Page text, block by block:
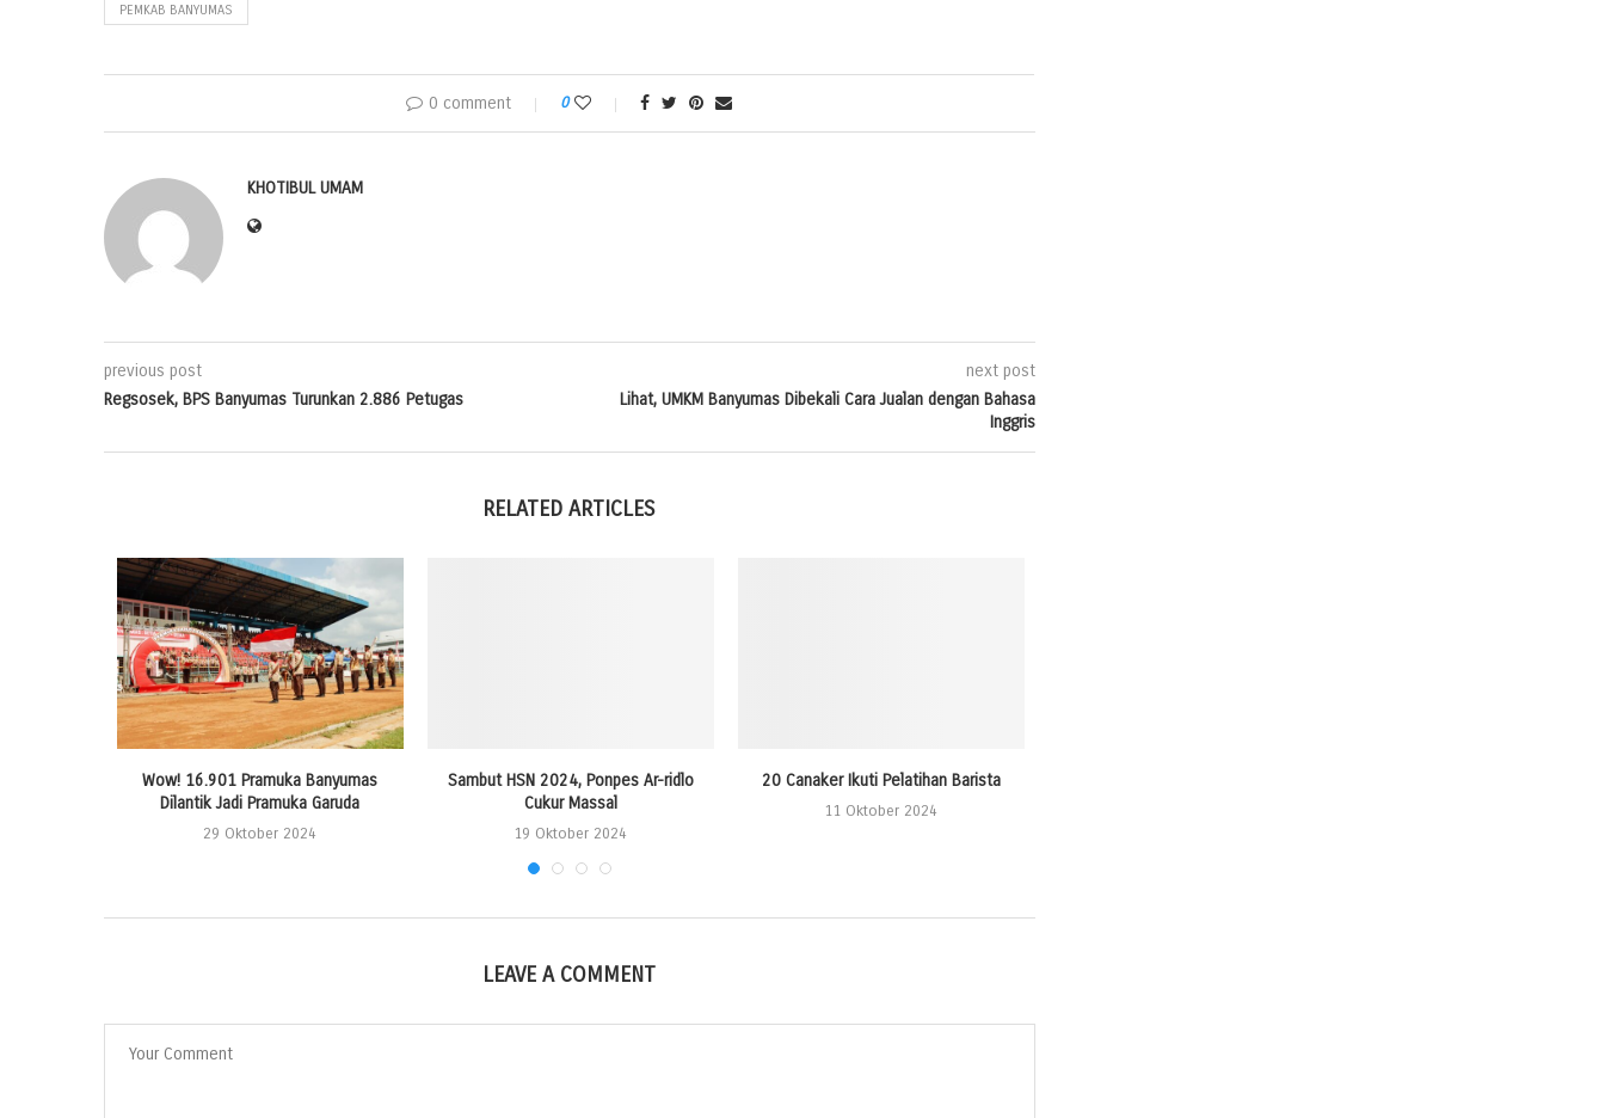
PEMKAB BANYUMAS
0 comment 0
KHOTIBUL UMAM
previous post
Regsosek, BPS Banyumas Turunkan 2.886 Petugas
next post
Lihat, UMKM Banyumas Dibekali Cara Jualan dengan Bahasa
Inggris
RELATED ARTICLES
Wow! 16.901 Pramuka Banyumas
Dilantik Jadi Pramuka Garuda
29 Oktober 2024
Sambut HSN 2024, Ponpes Ar-ridlo
Cukur Massal
19 Oktober 2024
20 Canaker Ikuti Pelatihan Barista
11 Oktober 2024
LEAVE A COMMENT